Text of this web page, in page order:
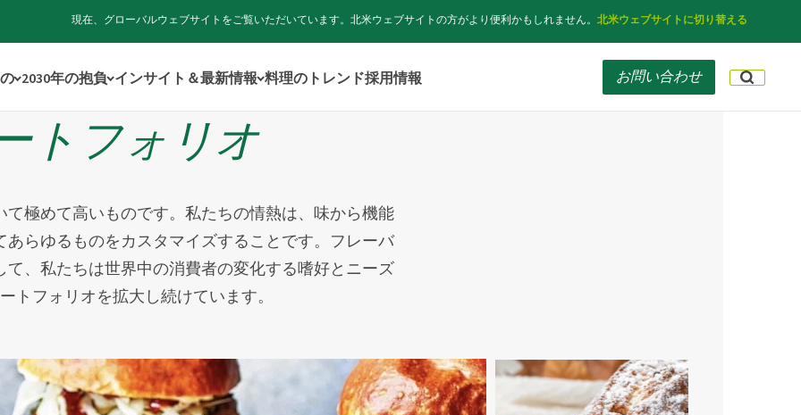
現在、グローバルウェブサイトをご覧いただいています。北米ウェブサイトの方がより便利かもしれません。 北米ウェブサイトに切り替える
2030年の抱負 インサイト＆最新情報 料理のトレンド採用情報 お問い合わせ
トフォリオ
極めて高いものです。私たちの情熱は、味から機能
らゆるものをカスタマイズすることです。フレーバ
、私たちは世界中の消費者の変化する嗜好とニーズ
トフォリオを拡大し続けています。